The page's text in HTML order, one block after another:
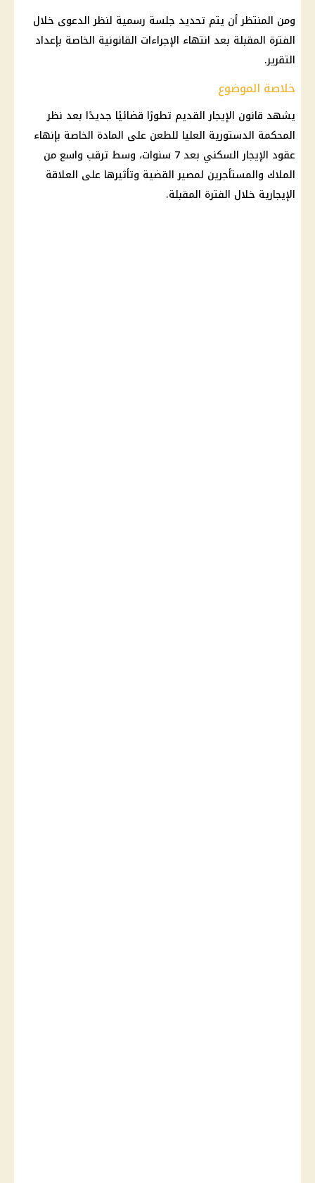
ومن المنتظر أن يتم تحديد جلسة رسمية لنظر الدعوى خلال
الفترة المقبلة بعد انتهاء الإجراءات القانونية الخاصة بإعداد
التقرير.
خلاصة الموضوع
يشهد قانون الإيجار القديم تطورًا قضائيًا جديدًا بعد نظر
المحكمة الدستورية العليا للطعن على المادة الخاصة بإنهاء
عقود الإيجار السكني بعد 7 سنوات، وسط ترقب واسع من
الملاك والمستأجرين لمصير القضية وتأثيرها على العلاقة
الإيجارية خلال الفترة المقبلة.